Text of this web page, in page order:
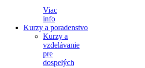
Viac
info
Kurzy a poradenstvo
Kurzy a
vzdelávanie
pre
dospelých